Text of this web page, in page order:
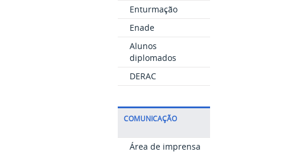
Enturmação
Enade
Alunos
diplomados
DERAC
COMUNICAÇÃO
Área de imprensa